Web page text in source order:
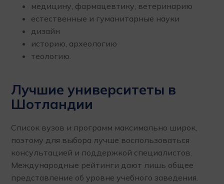
медицину, фармацевтику, ветеринарию
естественные и гуманитарные науки
дизайн
историю, археологию
теологию.
Лучшие университеты в
Шотландии
Список вузов и программ максимально широк,
поэтому для выбора лучше воспользоваться
консультацией и поддержкой специалистов.
Международные рейтинги дают лишь общее
представление об уровне учебного заведения.